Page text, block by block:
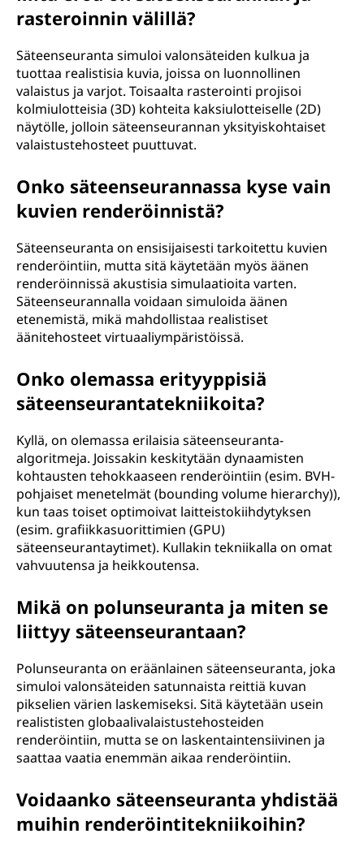
rasteroinnin välillä?
Säteenseuranta simuloi valonsäteiden kulkua ja
tuottaa realistisia kuvia, joissa on luonnollinen
valaistus ja varjot. Toisaalta rasterointi projisoi
kolmiulotteisia (3D) kohteita kaksiulotteiselle (2D)
näytölle, jolloin säteenseurannan yksityiskohtaiset
valaistustehosteet puuttuvat.
Onko säteenseurannassa kyse vain
kuvien renderöinnistä?
Säteenseuranta on ensisijaisesti tarkoitettu kuvien
renderöintiin, mutta sitä käytetään myös äänen
renderöinnissä akustisia simulaatioita varten.
Säteenseurannalla voidaan simuloida äänen
etenemistä, mikä mahdollistaa realistiset
äänitehosteet virtuaaliympäristöissä.
Onko olemassa erityyppisiä
säteenseurantatekniikoita?
Kyllä, on olemassa erilaisia säteenseuranta-
algoritmeja. Joissakin keskitytään dynaamisten
kohtausten tehokkaaseen renderöintiin (esim. BVH-
pohjaiset menetelmät (bounding volume hierarchy)),
kun taas toiset optimoivat laitteistokiihdytyksen
(esim. grafiikkasuorittimien (GPU)
säteenseurantaytimet). Kullakin tekniikalla on omat
vahvuutensa ja heikkoutensa.
Mikä on polunseuranta ja miten se
liittyy säteenseurantaan?
Polunseuranta on eräänlainen säteenseuranta, joka
simuloi valonsäteiden satunnaista reittiä kuvan
pikselien värien laskemiseksi. Sitä käytetään usein
realististen globaalivalaistustehosteiden
renderöintiin, mutta se on laskentaintensiivinen ja
saattaa vaatia enemmän aikaa renderöintiin.
Voidaanko säteenseuranta yhdistää
muihin renderöintitekniikoihin?